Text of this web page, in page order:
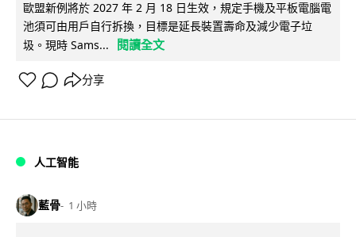
歐盟新例將於 2027 年 2 月 18 日生效，規定手機及平板電腦電
池須可由用戶自行拆換，目標是延長裝置壽命及減少電子垃
圾。現時 Sams...
閱讀全文
分享
人工智能
藍骨 1 小時